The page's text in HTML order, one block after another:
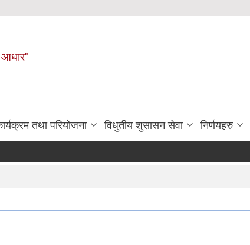
आधार"
तथा परियोजना विधुतीय शुसासन सेवा निर्णयहरु